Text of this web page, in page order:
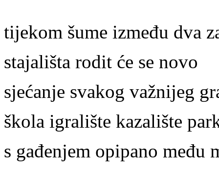
tijekom šume između dva
stajališta rodit će se novo
sjećanje svakog važnijeg
škola igralište kazalište
s gađenjem opipano među